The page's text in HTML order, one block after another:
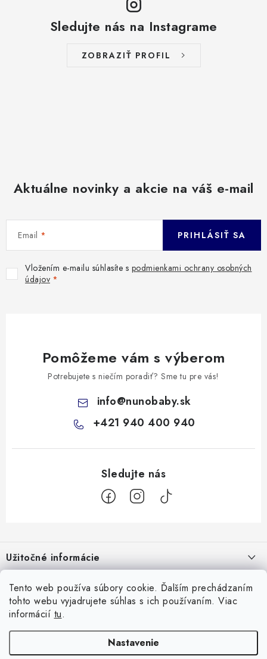
Tento web používa súbory cookie. Ďalším prechádzaním
tohto webu vyjadrujete súhlas s ich používaním. Viac
informácií tu.
Nastavenie
Sledujte nás na Instagrame
ZOBRAZIŤ PROFIL
Aktuálne novinky a akcie na váš e-mail
Email
Vložením e-mailu súhlasíte s podmienkami ochrany osobných
údajov
PRIHLÁSIŤ SA
Pomôžeme vám s výberom
Potrebujete s niečím poradiť? Sme tu pre vás!
info@nunobaby.sk
+421 940 400 940
pUžitočné informácie
O nás
Všetko o nákupe
10 Neuveriteľných tipov na zvládnutie refluxu u novorodencov, ktoré
Doprava
Facebook
Prijímame online platby